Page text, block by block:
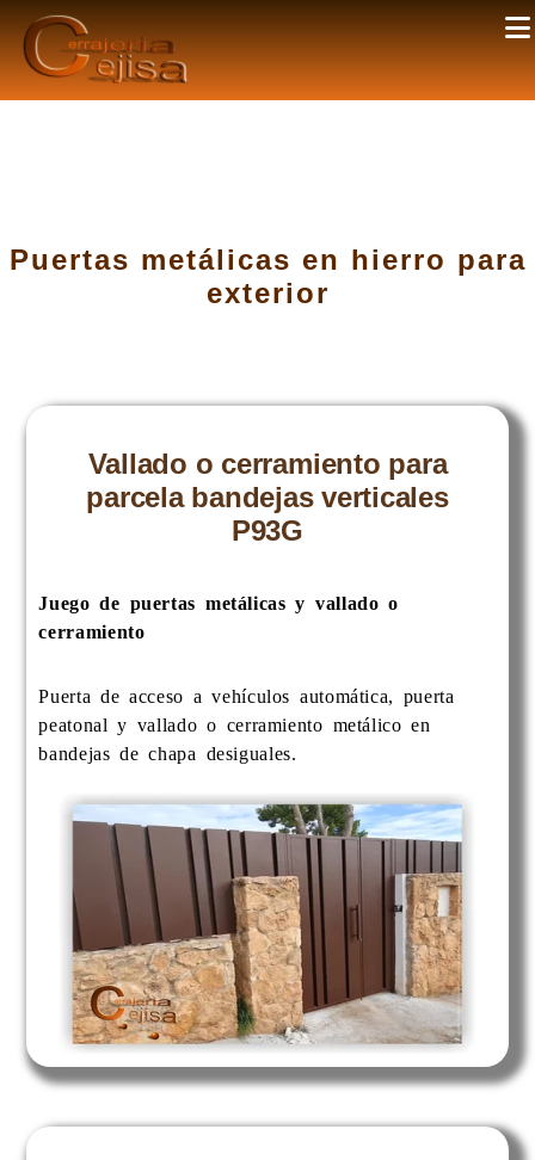
Puertas metálicas en hierro para
exterior
Vallado o cerramiento para
parcela bandejas verticales
P93G
Juego de puertas metálicas y vallado o
cerramiento
Puerta de acceso a vehículos automática, puerta
peatonal y vallado o cerramiento metálico en
bandejas de chapa desiguales.